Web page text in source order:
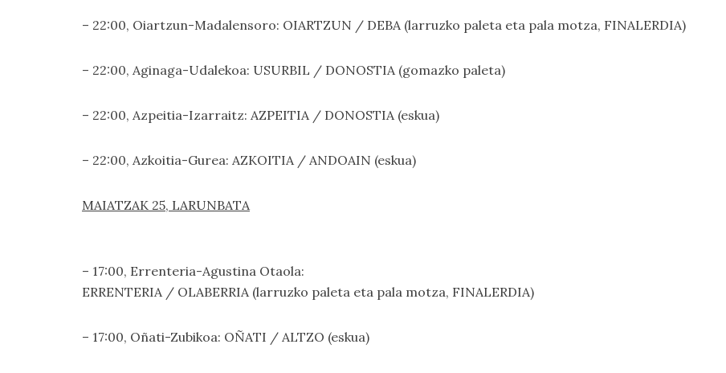
– 22:00, Oiartzun-Madalensoro: OIARTZUN / DEBA (larruzko paleta eta pala motza, FINALERDIA)
– 22:00, Aginaga-Udalekoa: USURBIL / DONOSTIA (gomazko paleta)
– 22:00, Azpeitia-Izarraitz: AZPEITIA / DONOSTIA (eskua)
– 22:00, Azkoitia-Gurea: AZKOITIA / ANDOAIN (eskua)
MAIATZAK 25, LARUNBATA
– 17:00, Errenteria-Agustina Otaola:
ERRENTERIA / OLABERRIA (larruzko paleta eta pala motza, FINALERDIA)
– 17:00, Oñati-Zubikoa: OÑATI / ALTZO (eskua)